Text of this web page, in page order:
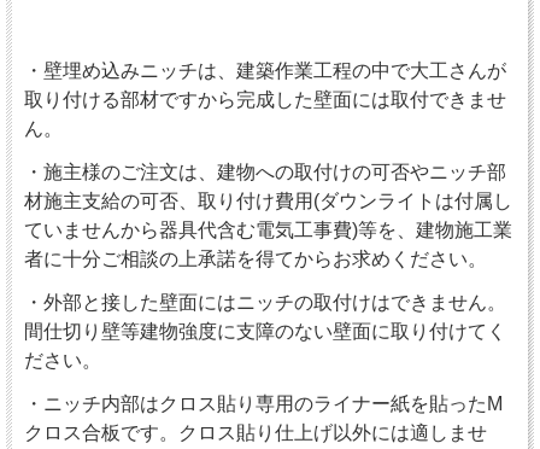
・壁埋め込みニッチは、建築作業工程の中で大工さんが
取り付ける部材ですから完成した壁面には取付できませ
ん。
・施主様のご注文は、建物への取付けの可否やニッチ部
材施主支給の可否、取り付け費用(ダウンライトは付属し
ていませんから器具代含む電気工事費)等を、建物施工業
者に十分ご相談の上承諾を得てからお求めください。
・外部と接した壁面にはニッチの取付けはできません。
間仕切り壁等建物強度に支障のない壁面に取り付けてく
ださい。
・ニッチ内部はクロス貼り専用のライナー紙を貼ったM
クロス合板です。クロス貼り仕上げ以外には適しませ